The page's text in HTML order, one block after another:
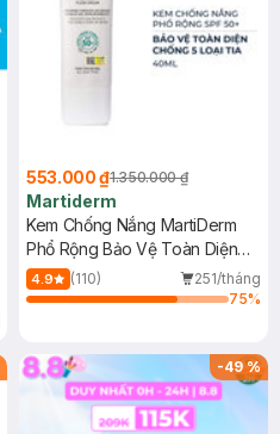
553.000 ₫1.350.000 ₫
Martiderm
Kem Chống Nắng MartiDerm
Phổ Rộng Bảo Vệ Toàn Diện
40ml
4.9 (110)
251/tháng
75%
-49%